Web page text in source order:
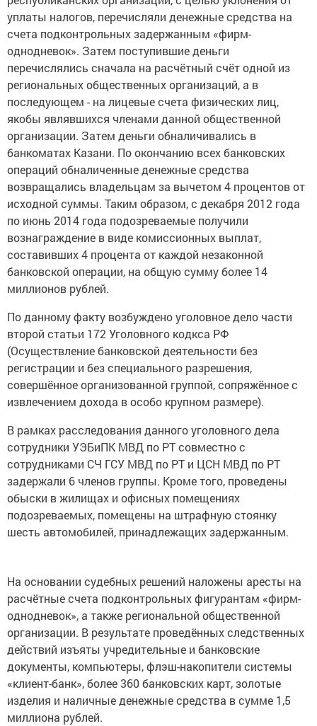
уплаты налогов, перечисляли денежные средства на
счета подконтрольных задержанным «фирм-
однодневок». Затем поступившие деньги
перечислялись сначала на расчётный счёт одной из
региональных общественных организаций, а в
последующем - на лицевые счета физических лиц,
якобы являвшихся членами данной общественной
организации. Затем деньги обналичивались в
банкоматах Казани. По окончанию всех банковских
операций обналиченные денежные средства
возвращались владельцам за вычетом 4 процентов от
исходной суммы. Таким образом, с декабря 2012 года
по июнь 2014 года подозреваемые получили
вознаграждение в виде комиссионных выплат,
составивших 4 процента от каждой незаконной
банковской операции, на общую сумму более 14
миллионов рублей.
По данному факту возбуждено уголовное дело части
второй статьи 172 Уголовного кодкса РФ
(Осуществление банковской деятельности без
регистрации и без специального разрешения,
совершённое организованной группой, сопряжённое с
извлечением дохода в особо крупном размере).
В рамках расследования данного уголовного дела
сотрудники УЭБиПК МВД по РТ совместно с
сотрудниками СЧ ГСУ МВД по РТ и ЦСН МВД по РТ
задержали 6 членов группы. Кроме того, проведены
обыски в жилищах и офисных помещениях
подозреваемых, помещены на штрафную стоянку
шесть автомобилей, принадлежащих задержанным.
На основании судебных решений наложены аресты на
расчётные счета подконтрольных фигурантам «фирм-
однодневок», а также региональной общественной
организации. В результате проведённых следственных
действий изъяты учредительные и банковские
документы, компьютеры, флэш-накопители системы
«клиент-банк», более 360 банковских карт, золотые
изделия и наличные денежные средства в сумме 1,5
миллиона рублей.